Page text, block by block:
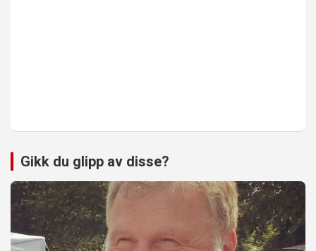
Gikk du glipp av disse?